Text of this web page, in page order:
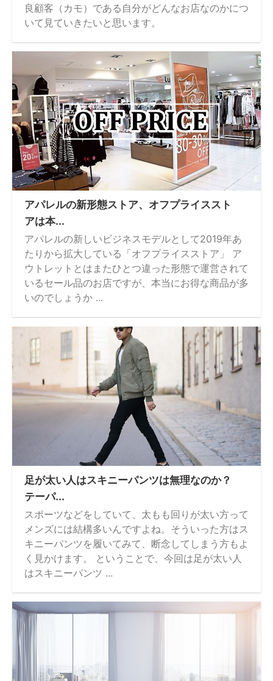
良顧客（カモ）である自分がどんなお店なのかにつ
いて見ていきたいと思います。
アパレルの新形態ストア、オフプライススト
アは本...
アパレルの新しいビジネスモデルとして2019年あ
たりから拡大している「オフプライスストア」 ア
ウトレットとはまたひとつ違った形態で運営されて
いるセール品のお店ですが、本当にお得な商品が多
いのでしょうか ...
足が太い人はスキニーパンツは無理なのか？
テーパ...
スポーツなどをしていて、太もも回りが太い方って
メンズには結構多いんですよね。そういった方はス
キニーパンツを履いてみて、断念してしまう方もよ
く見かけます。 ということで、今回は足が太い人
はスキニーパンツ ...